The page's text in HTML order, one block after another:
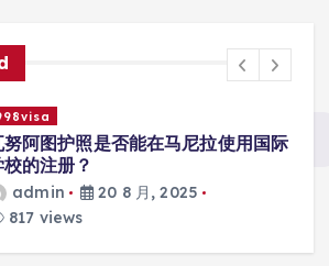
努阿图护照是否能在马尼拉使用国际
校的注册？
admin
20 8 月, 2025
817 views